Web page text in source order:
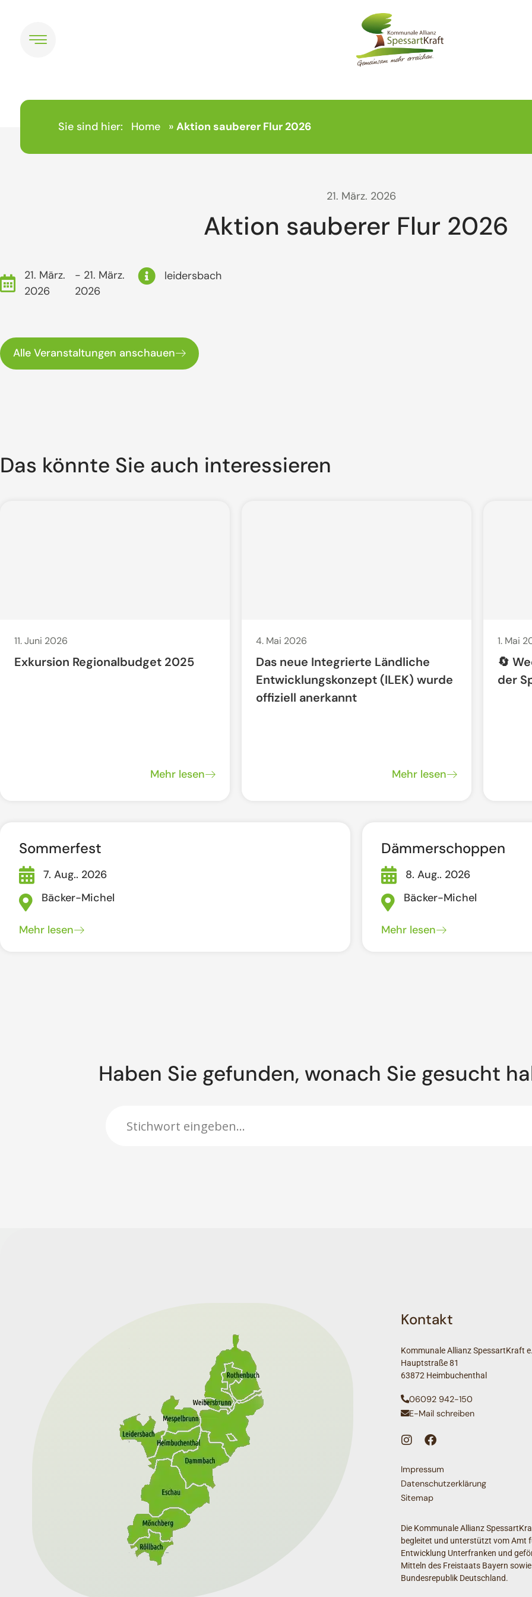
Sie sind hier: Home » Aktion sauberer Flur 2026
21. März. 2026
Aktion sauberer Flur 2026
21. März.
2026
- 21. März.
2026
leidersbach
Alle Veranstaltungen anschauen
Das könnte Sie auch interessieren
11. Juni 2026
Exkursion Regionalbudget 2025
Mehr lesen
4. Mai 2026
Das neue Integrierte Ländliche
Entwicklungskonzept (ILEK) wurde
offiziell anerkannt
Mehr lesen
1. Mai
🔄
der
Sommerfest
7. Aug.. 2026
Bäcker-Michel
Mehr lesen
Dämmerschoppen
8. Aug.. 2026
Bäcker-Michel
Mehr lesen
Haben Sie gefunden, wonach Sie gesucht
Kontakt
Kommunale Allianz SpessartKraft
Hauptstraße 81
63872 Heimbuchenthal
06092 942-150
E-Mail schreiben
Impressum
Datenschutzerklärung
Sitemap
Die Kommunale Allianz
begleitet und unterstützt vom Amt
Entwicklung Unterfranken und
Mitteln des Freistaats Bayern
Bundesrepublik Deutschland.